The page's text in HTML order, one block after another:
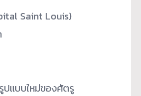
Saint Louis)
ปแบบใหม่ของศัตรู